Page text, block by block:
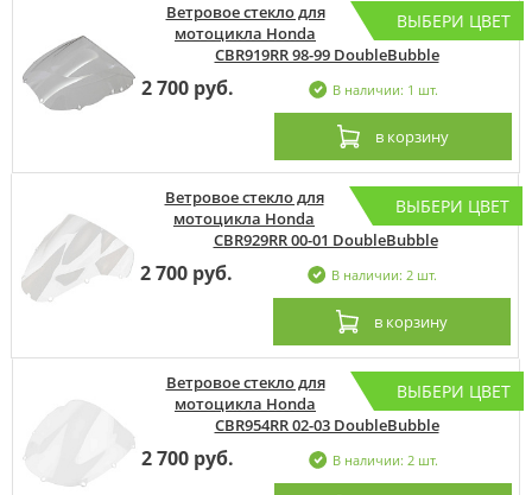
ВЫБЕРИ ЦВЕТ
Ветровое стекло для
мотоцикла Honda
CBR919RR 98-99 DoubleBubble
2 700 руб. В наличии: 1 шт.
в корзину
ВЫБЕРИ ЦВЕТ
Ветровое стекло для
мотоцикла Honda
CBR929RR 00-01 DoubleBubble
2 700 руб. В наличии: 2 шт.
в корзину
ВЫБЕРИ ЦВЕТ
Ветровое стекло для
мотоцикла Honda
CBR954RR 02-03 DoubleBubble
2 700 руб. В наличии: 2 шт.